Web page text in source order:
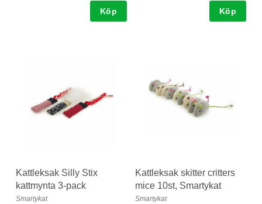
Köp Köp
Kattleksak Silly Stix
kattmynta 3-pack
Smartykat
Kattleksak skitter critters
mice 10st, Smartykat
Smartykat